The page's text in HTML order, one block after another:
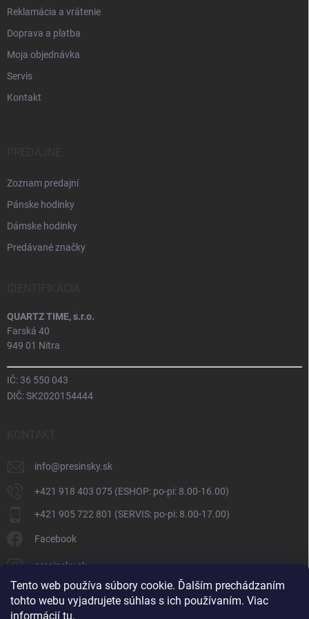
Tento web používa súbory cookie. Ďalším prechádzaním
tohto webu vyjadrujete súhlas s ich používaním. Viac
informácií tu.
Reklamácia a vrátenie
Doprava a platba
Moja objednávka
Servis
Kontakt
Zoznam predajní
Pánske hodinky
Dámske hodinky
Predávané značky
QUARTZ TIME, s.r.o.
Farská 40
949 01 Nitra
IČ: 36 550 043
DIČ: SK2020154444
info@presinsky.sk
+421 918 403 075 (ESHOP: po-pi: 8.00-16.00)
+421 905 722 801 (SERVIS: po-pi: 8.00-17.00)
Facebook
presinsky.sk